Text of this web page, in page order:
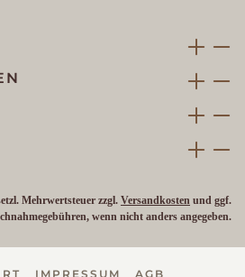
Mehrwertsteuer zzgl. Versandkosten und ggf.
wenn nicht anders angegeben.
IMPRESSUM AGB